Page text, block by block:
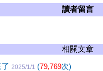
讀者留言
相關文章
2025/1/1 (79,769次)